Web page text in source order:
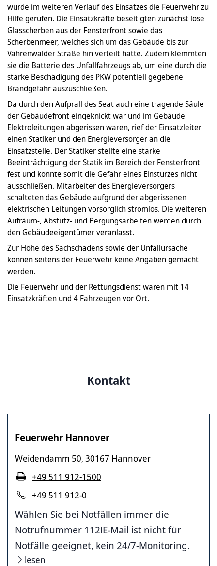
wurde im weiteren Verlauf des Einsatzes die Feuerwehr zu
Hilfe gerufen. Die Einsatzkräfte beseitigten zunächst lose
Glasscherben aus der Fensterfront sowie das
Scherbenmeer, welches sich um das Gebäude bis zur
Vahrenwalder Straße hin verteilt hatte. Zudem klemmten
sie die Batterie des Unfallfahrzeugs ab, um eine durch die
starke Beschädigung des PKW potentiell gegebene
Brandgefahr auszuschließen.
Da durch den Aufprall des Seat auch eine tragende Säule
der Gebäudefront eingeknickt war und im Gebäude
Elektroleitungen abgerissen waren, rief der Einsatzleiter
einen Statiker und den Energieversorger an die
Einsatzstelle. Der Statiker stellte eine starke
Beeinträchtigung der Statik im Bereich der Fensterfront
fest und konnte somit die Gefahr eines Einsturzes nicht
ausschließen. Mitarbeiter des Energieversorgers
schalteten das Gebäude aufgrund der abgerissenen
elektrischen Leitungen vorsorglich stromlos. Die weiteren
Aufräum-, Abstütz- und Bergungsarbeiten werden durch
den Gebäudeeigentümer veranlasst.
Zur Höhe des Sachschadens sowie der Unfallursache
können seitens der Feuerwehr keine Angaben gemacht
werden.
Die Feuerwehr und der Rettungsdienst waren mit 14
Einsatzkräften und 4 Fahrzeugen vor Ort.
Kontakt
Feuerwehr Hannover
Weidendamm 50, 30167 Hannover
+49 511 912-0
+49 511 912-1500
Wählen Sie bei Notfällen immer die
Notrufnummer 112!E-Mail ist nicht für
Notfälle geeignet, kein 24/7-Monitoring.
lesen